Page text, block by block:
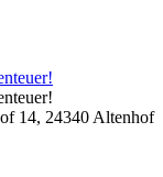
14, 24340 Altenhof